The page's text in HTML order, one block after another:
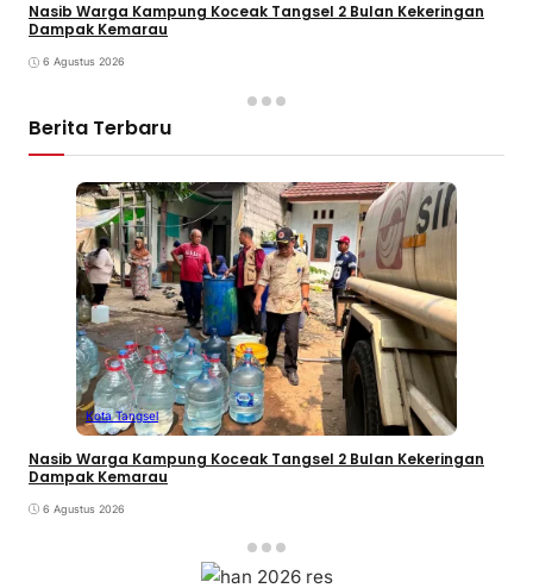
Nasib Warga Kampung Koceak Tangsel 2 Bulan Kekeringan
Dampak Kemarau
6 Agustus 2026
Berita Terbaru
Kota Tangsel
Nasib Warga Kampung Koceak Tangsel 2 Bulan Kekeringan
Dampak Kemarau
6 Agustus 2026